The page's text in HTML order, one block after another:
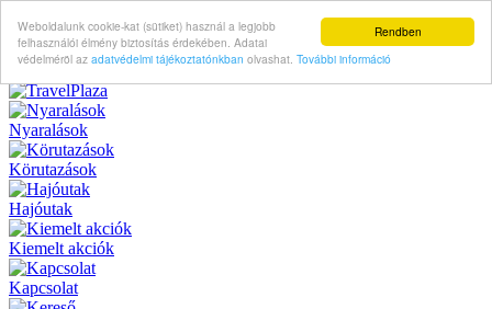
Rendben
Weboldalunk cookie-kat (sütiket) használ a legjobb
felhasználói élmény biztosítás érdekében. Adatai
védelméröl az adatvédelmi tájékoztatónkban olvashat. További információ
Nyaralások
Körutazások
Hajóutak
Kiemelt akciók
Kapcsolat